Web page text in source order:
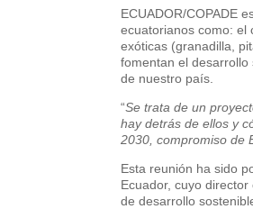
ECUADOR/COPADE
ecuatorianos como: el
exóticas (granadilla,
fomentan el
de nuestro país.
“Se trata de un
hay detrás de ellos y
2030, compromiso de
Esta reunión ha sido
Ecuador, cuyo
de desarrollo